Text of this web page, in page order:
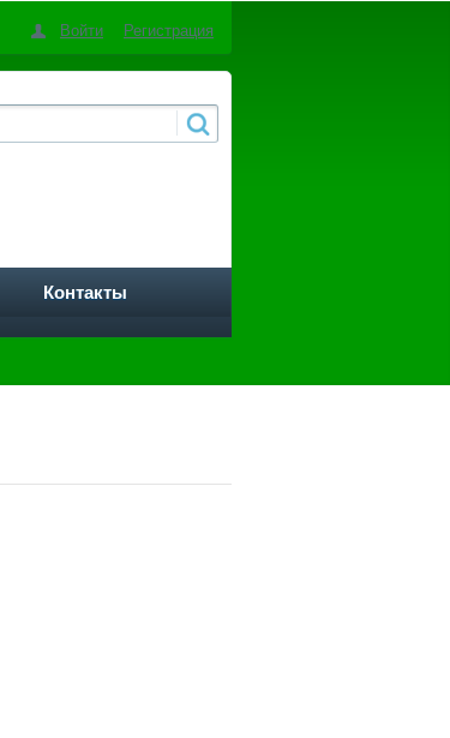
Войти Регистрация
Контакты